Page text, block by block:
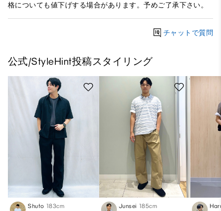
格についても値下げする場合があります。予めご了承下さい。
チャットで質問
公式/StyleHint投稿スタイリング
Shuto 183cm Junsei 185cm